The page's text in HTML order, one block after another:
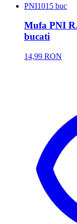
PNI1015 buc
Mufa PNI
bucati
14,99 RON